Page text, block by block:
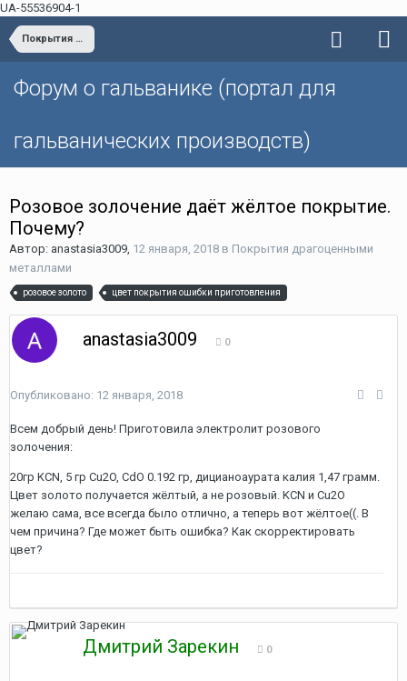
UA-55536904-1
Покрытия драгоценными металлами
Форум о гальванике (портал для
гальванических производств)
Розовое золочение даёт жёлтое покрытие.
Почему?
Автор: anastasia3009, 12 января, 2018 в Покрытия драгоценными
металлами
розовое золото цвет покрытия ошибки приготовления
anastasia3009 0
Опубликовано: 12 января, 2018
Всем добрый день! Приготовила электролит розового
золочения:
20гр KCN, 5 гр Cu2O, CdO 0.192 гр, дицианоаурата калия 1,47 грамм.
Цвет золото получается жёлтый, а не розовый. KCN и Cu2O
желаю сама, все всегда было отлично, а теперь вот жёлтое((. В
чем причина? Где может быть ошибка? Как скорректировать
цвет?
Дмитрий Зарекин 0